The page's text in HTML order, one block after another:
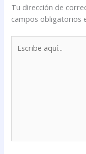
Tu dirección de
campos obligatorios
aquí...